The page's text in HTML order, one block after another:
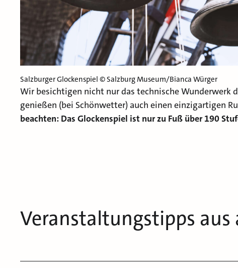
Salzburger Glockenspiel © Salzburg Museum/Bianca Würger
Wir besichtigen nicht nur das technische Wunderwerk
genießen (bei Schönwetter) auch einen einzigartigen
beachten: Das Glockenspiel ist nur zu Fuß über 190
Veranstaltungstipps aus